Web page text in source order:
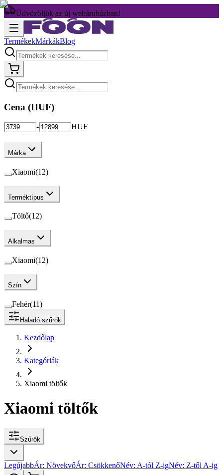
Üdvözöljük az új webáruházban!
TermékekMárkákBlog
Cena (HUF)
- HUF
Márka
Xiaomi(12)
Terméktípus
Töltő(12)
Alkalmas
Xiaomi(12)
Szín
Fehér(11)
Haladó szűrők
Kezdőlap
Kategóriák
Xiaomi töltők
Xiaomi töltők
Szűrők
LegújabbÁr: NövekvőÁr: CsökkenőNév: A-tól Z-igNév: Z-től A-ig